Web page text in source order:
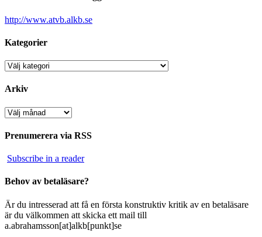
http://www.atvb.alkb.se
Kategorier
Kategorier
Arkiv
Arkiv
Prenumerera via RSS
Subscribe in a reader
Behov av betaläsare?
Är du intresserad att få en första konstruktiv kritik av en betaläsare
är du välkommen att skicka ett mail till
a.abrahamsson[at]alkb[punkt]se